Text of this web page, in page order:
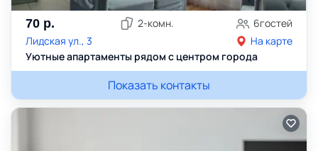
70 р. 2-комн. 6гостей
Лидская ул., 3
На карте
Уютные апартаменты рядом с центром города
Показать контакты